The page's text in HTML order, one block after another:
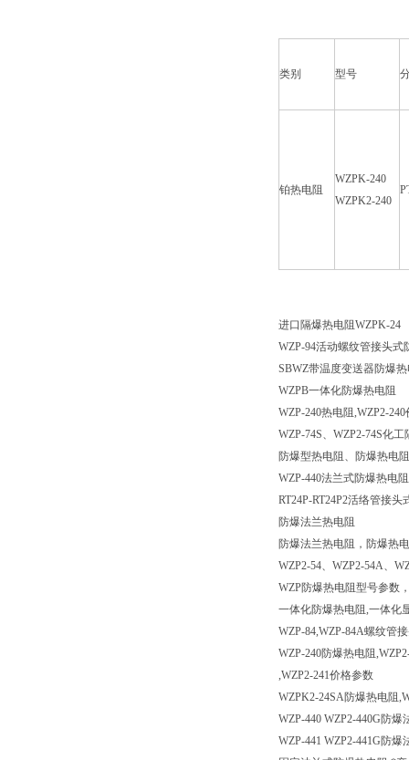
类别 型号
铂热电阻
WZPK-240
WZPK2-240
进口隔爆热电阻WZPK-24
WZP-94活动螺纹管接头式
SBWZ带温度变送器防爆
WZPB一体化防爆热电阻
WZP-240热电阻,WZP2-
WZP-74S、WZP2-74S化
防爆型热电阻、防爆热电
WZP-440法兰式防爆热电
RT24P-RT24P2活络管接头
防爆法兰热电阻
防爆法兰热电阻，防爆热
WZP2-54、WZP2-54A、
WZP防爆热电阻型号参数
一体化防爆热电阻,一体化
WZP-84,WZP-84A螺纹管
WZP-240防爆热电阻
,WZP2-241价格参数
WZPK2-24SA防爆热电阻
WZP-440 WZP2-440G防爆
WZP-441 WZP2-441G防爆